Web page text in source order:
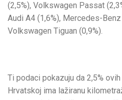
(2,5%), Volkswagen Passat
Audi A4 (1,6%), Mercedes-
Volkswagen Tiguan (0,9%).
Ti podaci pokazuju da 2,5%
Hrvatskoj ima lažiranu